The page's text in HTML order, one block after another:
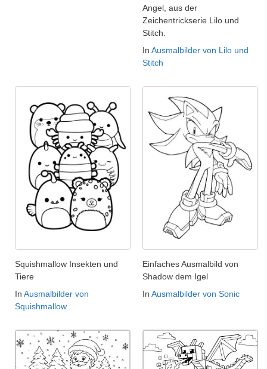
Angel, aus der
Zeichentrickserie Lilo und
Stitch.
In Ausmalbilder von Lilo und
Stitch
Squishmallow Insekten und
Tiere
In Ausmalbilder von
Squishmallow
Einfaches Ausmalbild von
Shadow dem Igel
In Ausmalbilder von Sonic